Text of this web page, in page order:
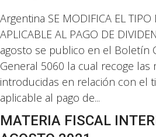
Argentina SE MODIFICA EL TIPO
APLICABLE AL PAGO DE
agosto se publico en el Boletín
General 5060 la cual recoge las
introducidas en relación con el
aplicable al pago de...
MATERIA FISCAL